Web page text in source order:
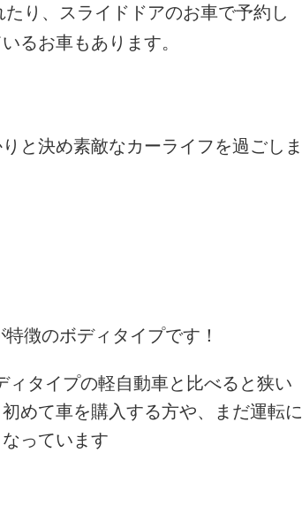
たり、スライドドアのお車で予約し
るお車もあります。
と決め素敵なカーライフを過ごしま
特徴のボディタイプです！
タイプの軽自動車と比べると狭い
めて車を購入する方や、まだ運転に
っています